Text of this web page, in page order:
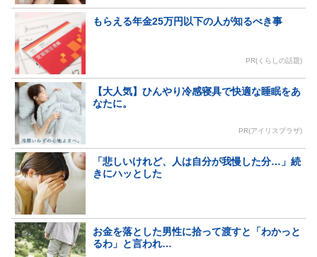
もらえる年金25万円以下の人が知るべき事
PR(くらしの話題)
【大人気】ひんやり冷感寝具で快適な睡眠をあ
なたに。
PR(アイリスプラザ)
「悲しいけれど、人は自分が我慢した分…」続
きにハッとした
お金を落とした男性に拾って渡すと「わかっと
るわ」と言われ…